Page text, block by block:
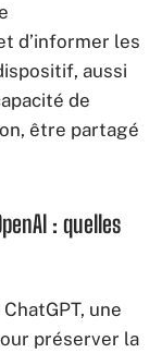
d’informer les
aussi
de
être partagé
: quelles
une
préserver la